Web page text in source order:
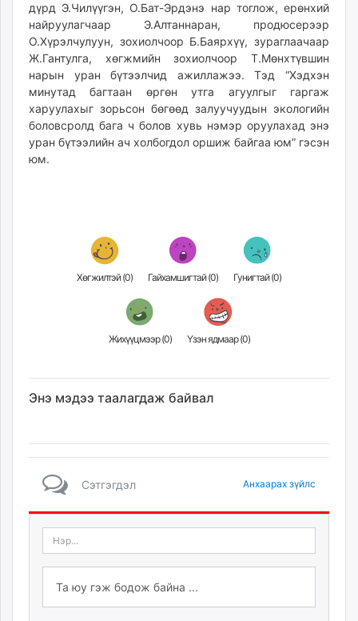
urlag.mn
unen.mn
asu.mn
shudarga.mn
shuurhai.mn
unuudur.mn
isee.mn
mglradio.com
paparazzi.mn
дүрд Э.Чилүүгэн, О.Бат-Эрдэнэ нар тоглож, ерөнхий
найруулагчаар Э.Алтаннаран, продюсерээр
О.Хүрэлчулуун, зохиолчоор Б.Баярхүү, зураглаачаар
Ж.Гантулга, хөгжмийн зохиолчоор Т.Мөнхтүвшин
нарын уран бүтээлчид ажиллажээ. Тэд “Хэдхэн
минутад багтаан өргөн утга агуулгыг гаргаж
харуулахыг зорьсон бөгөөд залуучуудын экологийн
боловсролд бага ч болов хувь нэмэр оруулахад энэ
уран бүтээлийн ач холбогдол оршиж байгаа юм” гэсэн
юм.
Хөгжилтэй (0) Гайхамшигтай (0) Гунигтай (0)
Жихүүцмээр (0) Үзэн ядмаар (0)
Энэ мэдээ таалагдаж байвал
Сэтгэгдэл Анхаарах зүйлс